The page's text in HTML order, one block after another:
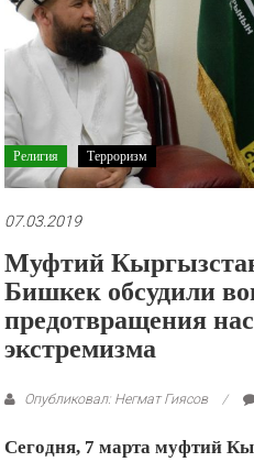
рекламные
ролики
презентации.
Религия Терроризм
07.03.2019
Муфтий
Бишкек обсудили
предотвращения
экстремизма
Опубликовал: Негмат Гиясов
Сегодня, 7 марта муфтий